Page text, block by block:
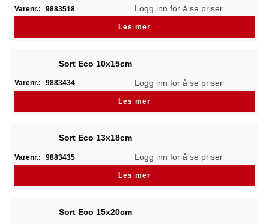
Varenr.: 9883518 Logg inn for å se priser
Les mer
Sort Eco 10x15cm
Varenr.: 9883434 Logg inn for å se priser
Les mer
Sort Eco 13x18cm
Varenr.: 9883435 Logg inn for å se priser
Les mer
Sort Eco 15x20cm